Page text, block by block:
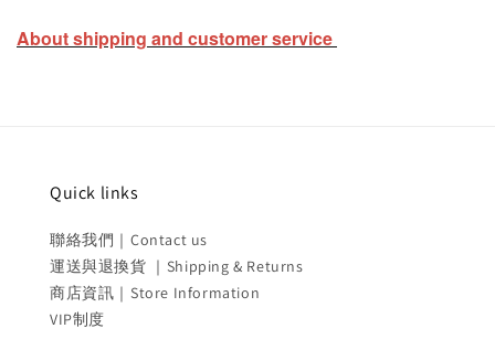
About shipping and customer service
Quick links
聯絡我們｜Contact us
運送與退換貨 ｜Shipping & Returns
商店資訊｜Store Information
VIP制度